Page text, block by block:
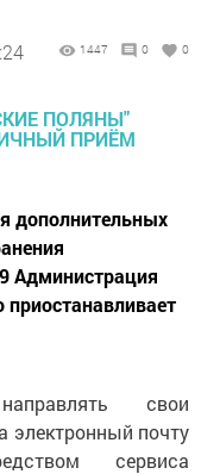
1447 0 0
дополнительных
Администрация
свои
почту
сервиса